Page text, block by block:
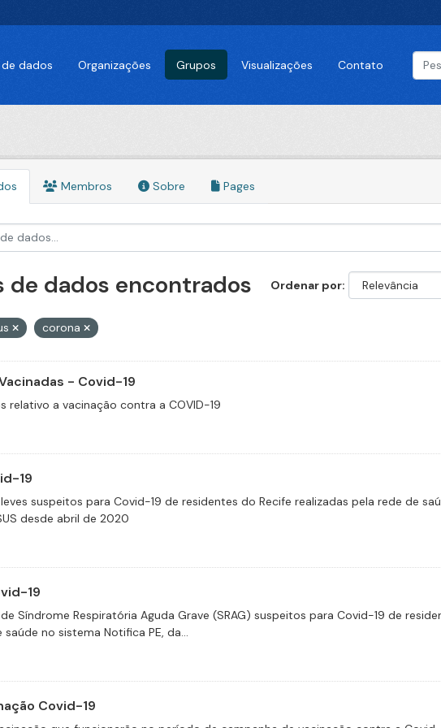
dados Organizações Grupos Visualizações Contato
Membros Sobre Pages
Ordenar por
de dados encontrados
corona
- Covid-19
relativo a vacinação contra a COVID-19
19
suspeitos para Covid-19 de residentes do Recife realizadas pela rede de
desde abril de 2020
19
Síndrome Respiratória Aguda Grave (SRAG) suspeitos para Covid-19 de
no sistema Notifica PE, da...
Covid-19